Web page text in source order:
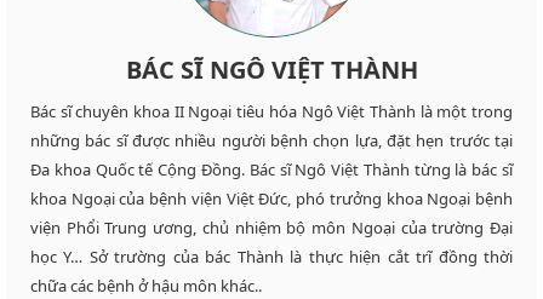
BÁC SĨ NGÔ VIỆT THÀNH
Bác sĩ chuyên khoa II Ngoại tiêu hóa Ngô Việt Thành là một trong
những bác sĩ được nhiều người bệnh chọn lựa, đặt hẹn trước tại
Đa khoa Quốc tế Cộng Đồng. Bác sĩ Ngô Việt Thành từng là bác sĩ
khoa Ngoại của bệnh viện Việt Đức, phó trưởng khoa Ngoại bệnh
viện Phổi Trung ương, chủ nhiệm bộ môn Ngoại của trường Đại
học Y… Sở trường của bác Thành là thực hiện cắt trĩ đồng thời
chữa các bệnh ở hậu môn khác..